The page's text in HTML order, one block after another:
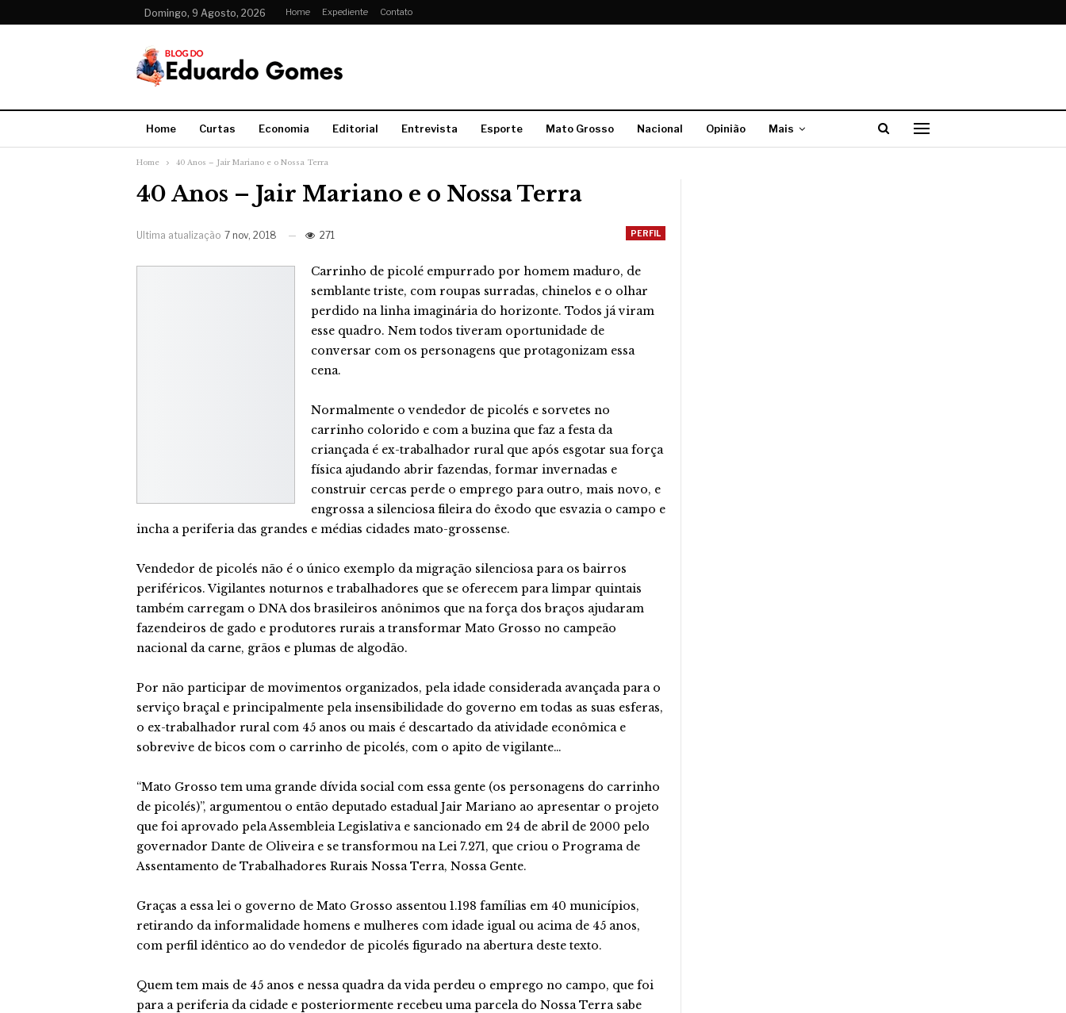
Domingo, 9 Agosto, 2026 Home Expediente Contato
Home Curtas Economia Editorial Entrevista Esporte Mato Grosso Nacional Opinião Mais
Home 40 Anos – Jair Mariano e o Nossa Terra
40 Anos – Jair Mariano e o Nossa Terra
PERFIL
Ultima atualização 7 nov, 2018 271
Carrinho de picolé empurrado por homem maduro, de
semblante triste, com roupas surradas, chinelos e o olhar
perdido na linha imaginária do horizonte. Todos já viram
esse quadro. Nem todos tiveram oportunidade de
conversar com os personagens que protagonizam essa
cena.
Normalmente o vendedor de picolés e sorvetes no
carrinho colorido e com a buzina que faz a festa da
criançada é ex-trabalhador rural que após esgotar sua força
física ajudando abrir fazendas, formar invernadas e
construir cercas perde o emprego para outro, mais novo, e
engrossa a silenciosa fileira do êxodo que esvazia o campo e
incha a periferia das grandes e médias cidades mato-grossense.
Vendedor de picolés não é o único exemplo da migração silenciosa para os bairros
periféricos. Vigilantes noturnos e trabalhadores que se oferecem para limpar quintais
também carregam o DNA dos brasileiros anônimos que na força dos braços ajudaram
fazendeiros de gado e produtores rurais a transformar Mato Grosso no campeão
nacional da carne, grãos e plumas de algodão.
Por não participar de movimentos organizados, pela idade considerada avançada para o
serviço braçal e principalmente pela insensibilidade do governo em todas as suas esferas,
o ex-trabalhador rural com 45 anos ou mais é descartado da atividade econômica e
sobrevive de bicos com o carrinho de picolés, com o apito de vigilante…
“Mato Grosso tem uma grande dívida social com essa gente (os personagens do carrinho
de picolés)”, argumentou o então deputado estadual Jair Mariano ao apresentar o projeto
que foi aprovado pela Assembleia Legislativa e sancionado em 24 de abril de 2000 pelo
governador Dante de Oliveira e se transformou na Lei 7.271, que criou o Programa de
Assentamento de Trabalhadores Rurais Nossa Terra, Nossa Gente.
Graças a essa lei o governo de Mato Grosso assentou 1.198 famílias em 40 municípios,
retirando da informalidade homens e mulheres com idade igual ou acima de 45 anos,
com perfil idêntico ao do vendedor de picolés figurado na abertura deste texto.
Quem tem mais de 45 anos e nessa quadra da vida perdeu o emprego no campo, que foi
para a periferia da cidade e posteriormente recebeu uma parcela do Nossa Terra sabe